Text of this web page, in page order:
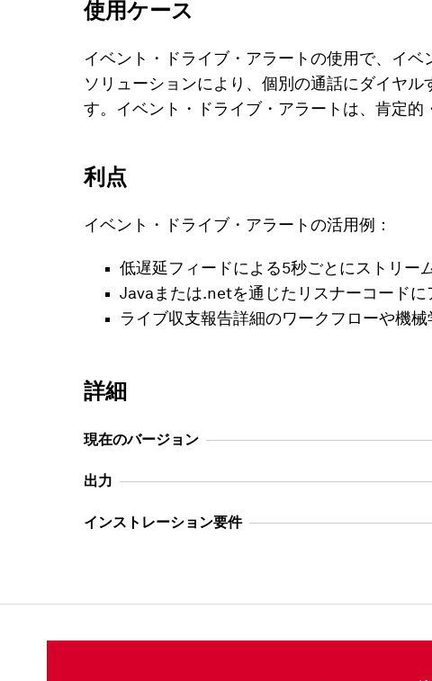
使用ケース
イベント・ドライブ・アラートの使用で、イ
ソリューションにより、個別の通話にダイヤ
す。イベント・ドライブ・アラートは、肯定
利点
イベント・ドライブ・アラートの活用例：
低遅延フィードによる5秒ごとにストリー
Javaまたは.netを通じたリスナーコード
ライブ収支報告詳細のワークフローや機
詳細
現在のバージョン
出力
インストレーション要件